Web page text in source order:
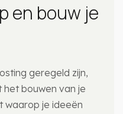
en bouw je
geregeld zijn,
het bouwen van je
waarop je ideeën